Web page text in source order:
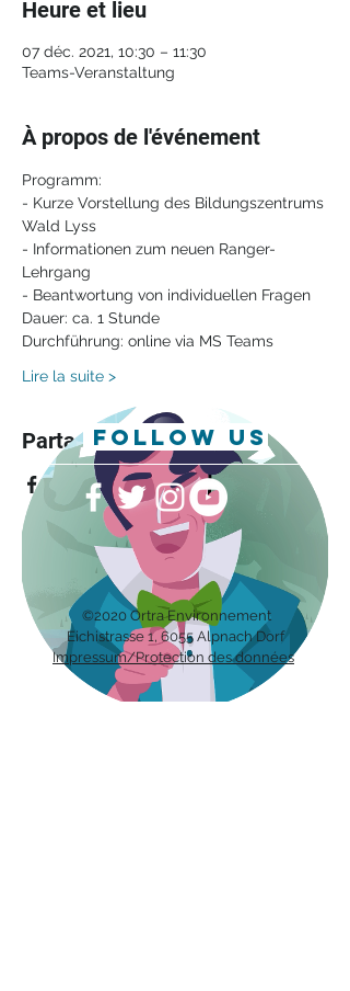
Heure et lieu
07 déc. 2021, 10:30 – 11:30
Teams-Veranstaltung
À propos de l'événement
Programm:
- Kurze Vorstellung des Bildungszentrums
Wald Lyss
- Informationen zum neuen Ranger-
Lehrgang
- Beantwortung von individuellen Fragen
Dauer: ca. 1 Stunde
Durchführung: online via MS Teams
Lire la suite >
Partager cet événement
follow us
©2020 Ortra Environnement
Eichistrasse 1, 6055 Alpnach Dorf
Impressum/Protection des données